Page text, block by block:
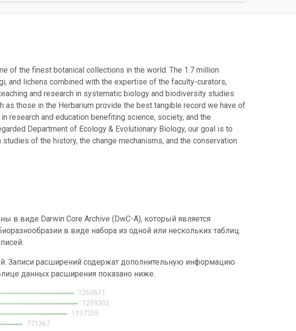
of the finest botanical collections in the world. The 1.7 million
and lichens combined with the expertise of the faculty-curators,
and research in systematic biology and biodiversity studies.
as those in the Herbarium provide the best tangible record we have of
research and education benefiting science, society, and the
Department of Ecology & Evolutionary Biology, our goal is to
of the history, the change mechanisms, and the conservation
в виде Darwin Core Archive (DwC-A), который является
в виде набора из одной или нескольких таблиц.
Записи расширений содержат дополнительную информацию
данных расширения показано ниже.
1260611
1299302
1197359
771367